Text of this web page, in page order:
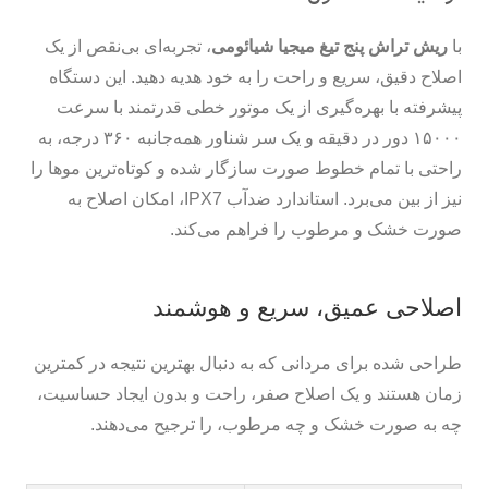
با ریش تراش پنج تیغ میجیا شیائومی، تجربه‌ای بی‌نقص از یک
اصلاح دقیق، سریع و راحت را به خود هدیه دهید. این دستگاه
پیشرفته با بهره‌گیری از یک موتور خطی قدرتمند با سرعت
۱۵۰۰۰ دور در دقیقه و یک سر شناور همه‌جانبه ۳۶۰ درجه، به
راحتی با تمام خطوط صورت سازگار شده و کوتاه‌ترین موها را
نیز از بین می‌برد. استاندارد ضدآب IPX7، امکان اصلاح به
صورت خشک و مرطوب را فراهم می‌کند.
اصلاحی عمیق، سریع و هوشمند
طراحی شده برای مردانی که به دنبال بهترین نتیجه در کمترین
زمان هستند و یک اصلاح صفر، راحت و بدون ایجاد حساسیت،
چه به صورت خشک و چه مرطوب، را ترجیح می‌دهند.